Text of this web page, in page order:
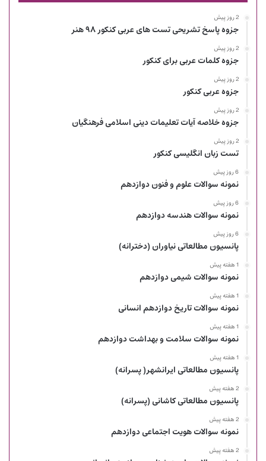
2 روز پیش
جزوه پاسخ تشریحی تست های عربی کنکور ۹۸ هنر
2 روز پیش
جزوه کلمات عربی برای کنکور
2 روز پیش
جزوه عربی کنکور
2 روز پیش
جزوه خلاصه آیات تعلیمات دینی اسلامی فرهنگیان
2 روز پیش
تست زبان انگلیسی کنکور
6 روز پیش
نمونه سوالات علوم و فنون دوازدهم
6 روز پیش
نمونه سوالات هندسه دوازدهم
6 روز پیش
پانسیون مطالعاتی نیاوران (دخترانه)
1 هفته پیش
نمونه سوالات شیمی دوازدهم
1 هفته پیش
نمونه سوالات تاریخ دوازدهم انسانی
1 هفته پیش
نمونه سوالات سلامت و بهداشت دوازدهم
1 هفته پیش
پانسیون مطالعاتی ایرانشهر( پسرانه)
2 هفته پیش
پانسیون مطالعاتی کاشانی (پسرانه)
2 هفته پیش
نمونه سوالات هویت اجتماعی دوازدهم
2 هفته پیش